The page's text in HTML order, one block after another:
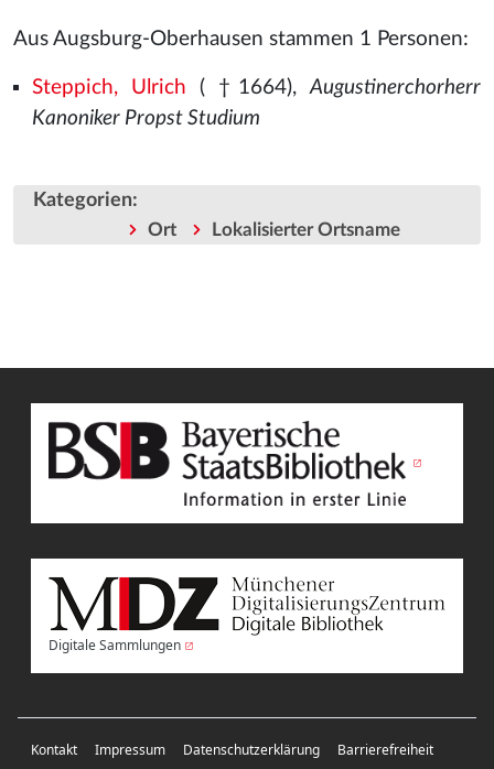
Aus Augsburg-Oberhausen stammen 1 Personen:
Steppich, Ulrich ( †1664),Augustinerchorherr
Kanoniker Propst Studium
Kategorien:
Ort Lokalisierter Ortsname
Digitale Sammlungen
Kontakt Impressum Datenschutzerklärung Barrierefreiheit